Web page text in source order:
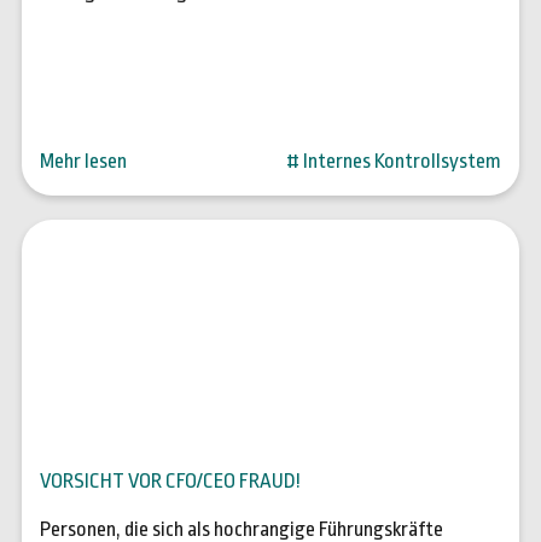
Mehr lesen # Internes Kontrollsystem
VORSICHT VOR CFO/CEO FRAUD!
Personen, die sich als hochrangige Führungskräfte